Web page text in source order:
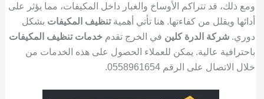
ومع ذلك، قد تتراكم الأوساخ والغبار داخل المكيفات، مما يؤثر على
أدائها ويقلل من كفاءتها. هنا تأتي أهميةتنظيف المكيفات بشكل
دوري. شركة الدرة كلين في الخرج تقدم خدمات تنظيف المكيفات
باحترافية عالية. يمكن للعملاء الحصول على هذه الخدمات من
خلال الاتصال على الرقم 0558961654.